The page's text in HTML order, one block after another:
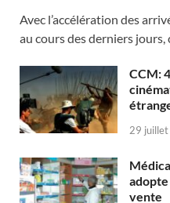
Avec l’accélération des
au cours des derniers jours,
CCM:
29
vente